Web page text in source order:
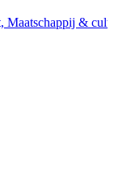
Maatschappij &